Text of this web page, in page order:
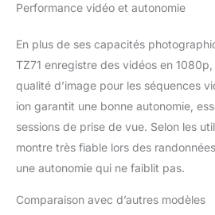
Performance vidéo et autonomie
En plus de ses capacités
TZ71 enregistre des vidéos en
qualité d’image pour les séquences
ion garantit une bonne autonomie,
sessions de prise de vue. Selon les
montre très fiable lors des
une autonomie qui ne faiblit pas.
Comparaison avec d’autres modèles